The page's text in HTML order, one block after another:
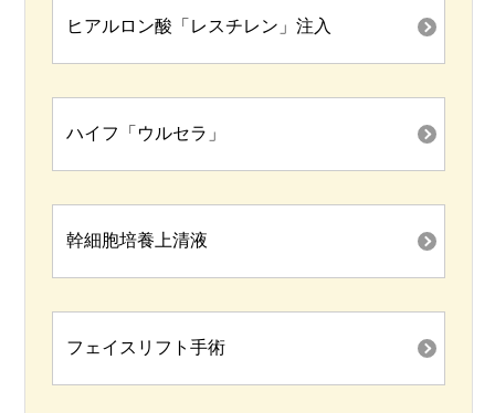
ヒアルロン酸「レスチレン」注入
ハイフ「ウルセラ」
幹細胞培養上清液
フェイスリフト手術